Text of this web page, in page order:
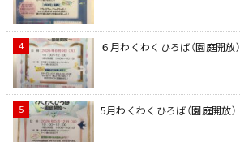
６月わくわくひろば（園庭開放）
5月わくわくひろば（園庭開放）